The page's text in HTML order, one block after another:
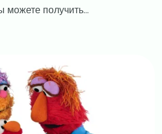
можете получить...